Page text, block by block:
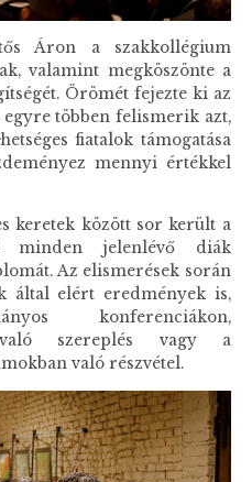
Áron a szakkollégium
valamint megköszönte a
Örömét fejezte ki az
többen felismerik azt,
fiatalok támogatása
mennyi értékkel
keretek között sor került a
minden jelenlévő diák
Az elismerések során
által elért eredmények is,
konferenciákon,
való szereplés vagy a
való részvétel.